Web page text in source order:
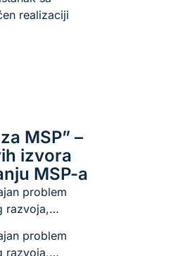
realizaciji
MSP” –
izvora
MSP-a
problem
razvoja,…
problem
razvoja,…